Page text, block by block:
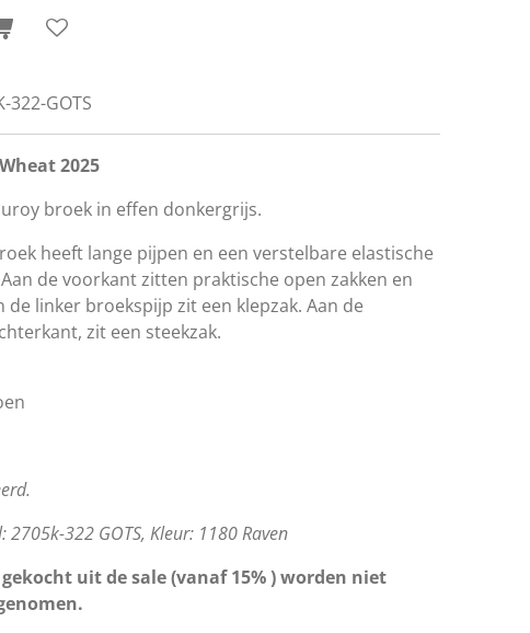
322-GOTS
2025
broek in effen donkergrijs.
heeft lange pijpen en een verstelbare elastische
de voorkant zitten praktische open zakken en
linker broekspijp zit een klepzak. Aan de
zit een steekzak.
2705k-322 GOTS, Kleur: 1180 Raven
gekocht uit de sale (vanaf 15% ) worden niet